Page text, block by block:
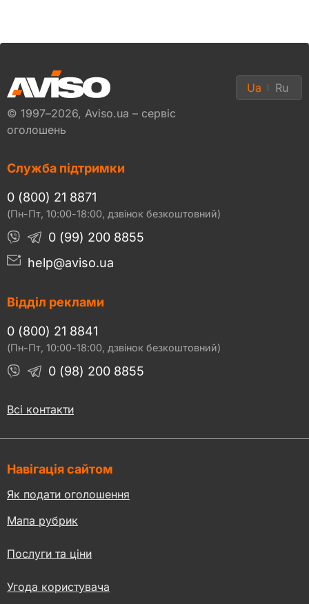
© 1997–2026, Aviso.ua – сервіс
оголошень
Ua Ru
Служба підтримки
0 (800) 21 8871
(Пн-Пт, 10:00-18:00, дзвінок безкоштовний)
0 (99) 200 8855
help@aviso.ua
Відділ реклами
0 (800) 21 8841
(Пн-Пт, 10:00-18:00, дзвінок безкоштовний)
0 (98) 200 8855
Всі контакти
Навігація сайтом
Як подати оголошення
Мапа рубрик
Послуги та ціни
Угода користувача